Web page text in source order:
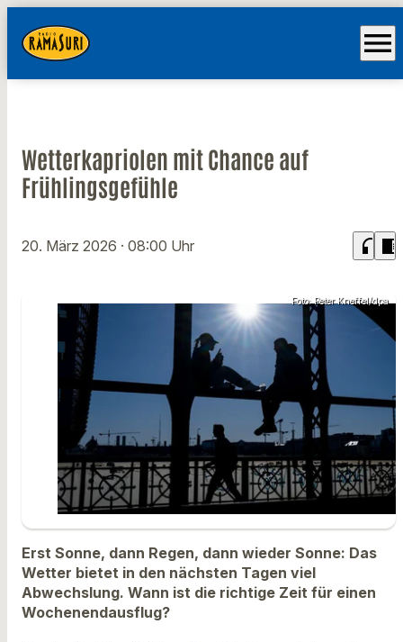
menu
Wetterkapriolen mit Chance auf
Frühlingsgefühle
20. März 2026 · 08:00 Uhr headphones chrome_reader_mode
Foto: Peter Kneffel/dpa
Erst Sonne, dann Regen, dann wieder Sonne: Das
Wetter bietet in den nächsten Tagen viel
Abwechslung. Wann ist die richtige Zeit für einen
Wochenendausflug?